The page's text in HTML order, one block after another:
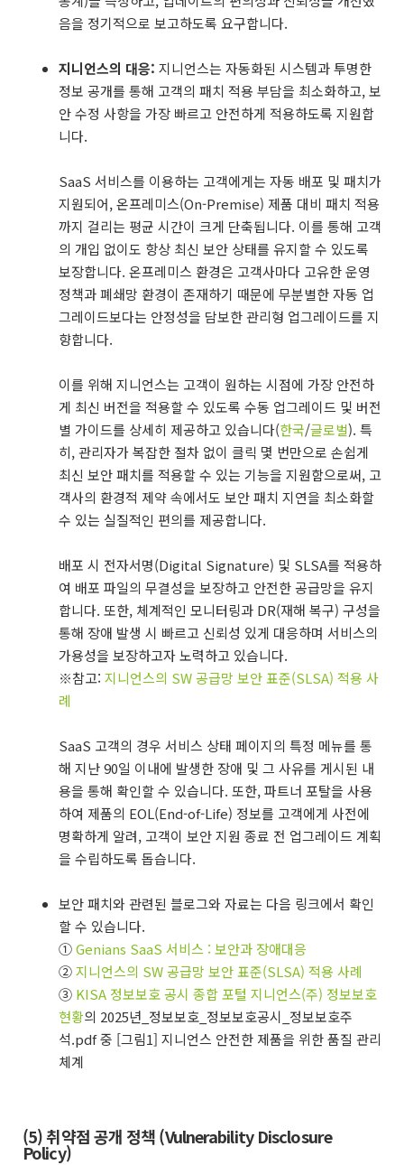
음을 정기적으로 보고하도록 요구합니다.
지니언스의 대응: 지니언스는 자동화된 시스템과 투명한
정보 공개를 통해 고객의 패치 적용 부담을 최소화하고, 보
안 수정 사항을 가장 빠르고 안전하게 적용하도록 지원합
니다.
SaaS 서비스를 이용하는 고객에게는 자동 배포 및 패치가
지원되어, 온프레미스(On-Premise) 제품 대비 패치 적용
까지 걸리는 평균 시간이 크게 단축됩니다. 이를 통해 고객
의 개입 없이도 항상 최신 보안 상태를 유지할 수 있도록
보장합니다. 온프레미스 환경은 고객사마다 고유한 운영
정책과 폐쇄망 환경이 존재하기 때문에 무분별한 자동 업
그레이드보다는 안정성을 담보한 관리형 업그레이드를 지
향합니다.
이를 위해 지니언스는 고객이 원하는 시점에 가장 안전하
게 최신 버전을 적용할 수 있도록 수동 업그레이드 및 버전
별 가이드를 상세히 제공하고 있습니다(한국/글로벌). 특
히, 관리자가 복잡한 절차 없이 클릭 몇 번만으로 손쉽게
최신 보안 패치를 적용할 수 있는 기능을 지원함으로써, 고
객사의 환경적 제약 속에서도 보안 패치 지연을 최소화할
수 있는 실질적인 편의를 제공합니다.
배포 시 전자서명(Digital Signature) 및 SLSA를 적용하
여 배포 파일의 무결성을 보장하고 안전한 공급망을 유지
합니다. 또한, 체계적인 모니터링과 DR(재해 복구) 구성을
통해 장애 발생 시 빠르고 신뢰성 있게 대응하며 서비스의
가용성을 보장하고자 노력하고 있습니다.
※참고: 지니언스의 SW 공급망 보안 표준(SLSA) 적용 사
례
SaaS 고객의 경우 서비스 상태 페이지의 특정 메뉴를 통
해 지난 90일 이내에 발생한 장애 및 그 사유를 게시된 내
용을 통해 확인할 수 있습니다. 또한, 파트너 포탈을 사용
하여 제품의 EOL(End-of-Life) 정보를 고객에게 사전에
명확하게 알려, 고객이 보안 지원 종료 전 업그레이드 계획
을 수립하도록 돕습니다.
보안 패치와 관련된 블로그와 자료는 다음 링크에서 확인
할 수 있습니다.
①Genians SaaS 서비스 : 보안과 장애대응
②지니언스의 SW 공급망 보안 표준(SLSA) 적용 사례
③ KISA 정보보호 공시 종합 포털 지니언스(주) 정보보호
현황의 2025년_정보보호_정보보호공시_정보보호주
석.pdf 중 [그림1] 지니언스 안전한 제품을 위한 품질 관리
체계
(5) 취약점 공개 정책 (Vulnerability Disclosure
Policy)